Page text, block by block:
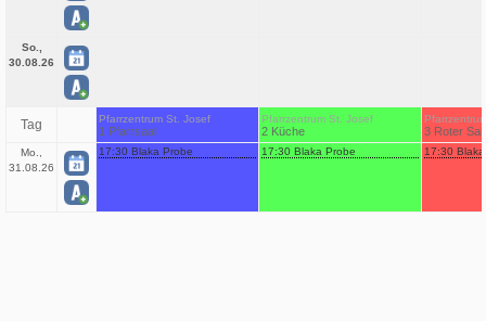
So.,
30.08.26
Tag Pfarrzentrum St. Josef
1 Pfarrsaal
Pfarrzentrum St. Josef
2 Küche 3 Roter
Mo.,
31.08.26
17:30 Blaka Probe 17:30 Blaka Probe 17:30